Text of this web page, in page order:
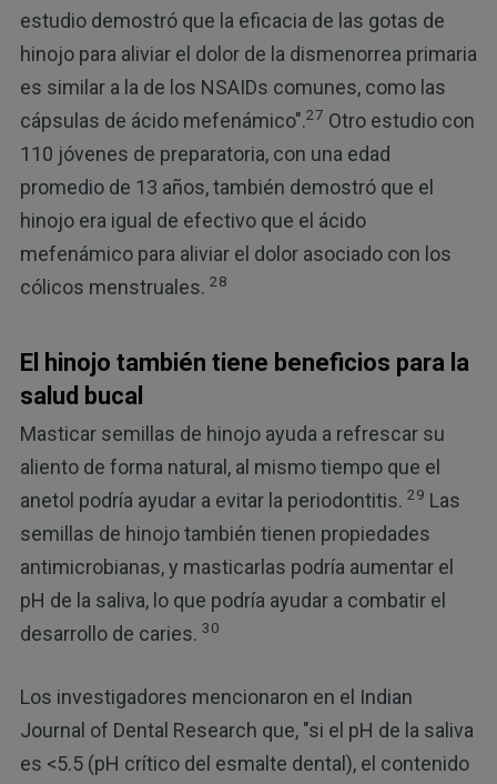
estudio demostró que la eficacia de las gotas de
hinojo para aliviar el dolor de la dismenorrea primaria
es similar a la de los NSAIDs comunes, como las
cápsulas de ácido mefenámico".27 Otro estudio con
110 jóvenes de preparatoria, con una edad
promedio de 13 años, también demostró que el
hinojo era igual de efectivo que el ácido
mefenámico para aliviar el dolor asociado con los
cólicos menstruales. 28
El hinojo también tiene beneficios para la
salud bucal
Masticar semillas de hinojo ayuda a refrescar su
aliento de forma natural, al mismo tiempo que el
anetol podría ayudar a evitar la periodontitis. 29 Las
semillas de hinojo también tienen propiedades
antimicrobianas, y masticarlas podría aumentar el
pH de la saliva, lo que podría ayudar a combatir el
desarrollo de caries. 30
Los investigadores mencionaron en el Indian
Journal of Dental Research que, "si el pH de la saliva
es <5.5 (pH crítico del esmalte dental), el contenido